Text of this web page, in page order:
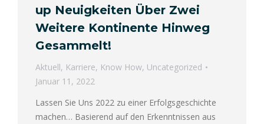
up Neuigkeiten Über Zwei
Weitere Kontinente Hinweg
Gesammelt!
Aktuell, Karriere, Know How, Uncategorized
Januar 11, 2022
Lassen Sie Uns 2022 zu einer Erfolgsgeschichte
machen… Basierend auf den Erkenntnissen aus